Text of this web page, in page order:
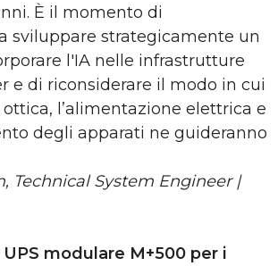
È il momento di
sviluppare strategicamente un
l'IA nelle infrastrutture
e di riconsiderare il modo in cui
ottica, l’alimentazione elettrica e
degli apparati ne guideranno
Technical System Engineer |
modulare M+500 per i